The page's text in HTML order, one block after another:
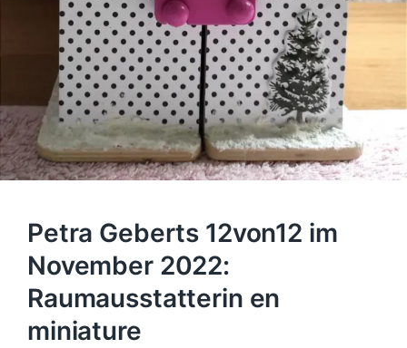
Petra Geberts 12von12 im
November 2022:
Raumausstatterin en
miniature